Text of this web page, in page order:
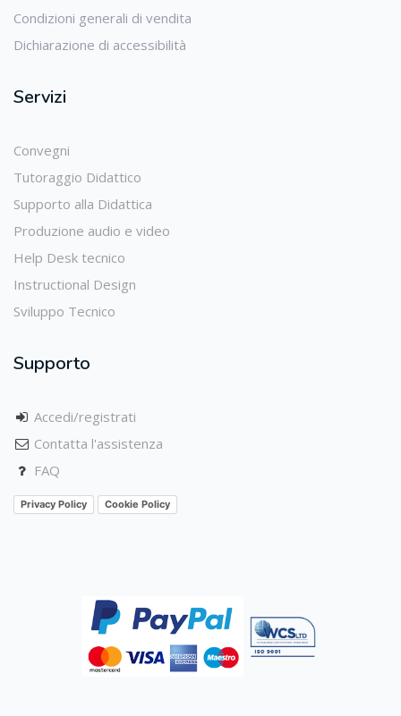
Condizioni generali di vendita
Dichiarazione di accessibilità
Servizi
Convegni
Tutoraggio Didattico
Supporto alla Didattica
Produzione audio e video
Help Desk tecnico
Instructional Design
Sviluppo Tecnico
Supporto
Accedi/registrati
Contatta l'assistenza
FAQ
Privacy Policy Cookie Policy